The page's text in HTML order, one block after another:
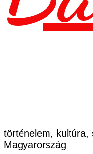
történelem, kultúra,
Magyarország